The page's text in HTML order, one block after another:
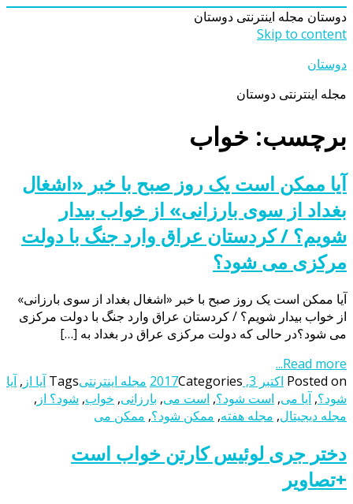
دوستان مجله اینترنتی دوستان
Skip to content
دوستان
مجله اینترنتی دوستان
برچسب: خواب
آیا ممکن است یک روز صبح با خبر «اشغال
بغداد از سوی بارزانی» از خواب بیدار
شویم؟ / کردستان عراق وارد جنگ با دولت
مرکزی می شود؟
آیا ممکن است یک روز صبح با خبر «اشغال بغداد از سوی بارزانی»
از خواب بیدار شویم؟ / کردستان عراق وارد جنگ با دولت مرکزی
می شود؟در حالی که دولت مرکزی عراق در بغداد به […]
Read more...
Posted on اکتبر 3, 2017 Categories مجله اینترنتیTags آیا از , آیا
شود؟, آیا می, است شود؟, است می, بارزانی, خواب, شود؟ از ,
مجله دیجیتال, مجله هفته, ممکن شود؟, ممکن می
دختر جری لوئیس کارتن‌ خواب است
+تصاویر